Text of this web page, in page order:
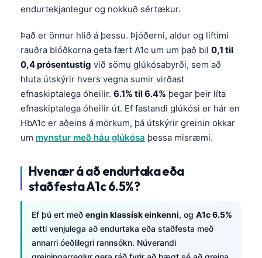
endurtekjanlegur og nokkuð sértækur.
Það er önnur hlið á þessu. Þjóðerni, aldur og líftími
rauðra blóðkorna geta fært A1c um um það bil 0,1 til
0,4 prósentustig við sömu glúkósabyrði, sem að
hluta útskýrir hvers vegna sumir virðast
efnaskiptalega óheilir. 6.1% til 6.4% þegar þeir líta
efnaskiptalega óheilir út. Ef fastandi glúkósi er hár en
HbA1c er aðeins á mörkum, þá útskýrir greinin okkar
um mynstur með háu glúkósa þessa misræmi.
Hvenær á að endurtaka eða
staðfesta A1c 6.5%?
Ef þú ert með engin klassísk einkenni, og A1c 6.5%
ætti venjulega að endurtaka eða staðfesta með
annarri óeðlilegri rannsókn. Núverandi